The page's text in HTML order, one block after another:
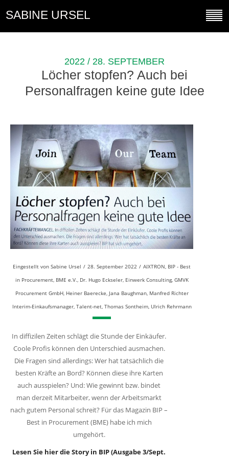
SABINE URSEL
2022 / 28. SEPTEMBER
Löcher stopfen? Auch bei
Personalfragen keine gute Idee
Eingestellt von Sabine Ursel / 28. September 2022 / AIXTRON, BIP - Best
in Procurement, BME e.V., Dr. Hugo Eckseler, Einwerk Consulting, GMVK
Procurement GmbH, Heiner Baerecke, Jana Baughman, Manfred Richter
Interim-Einkaufsmanager, Talent-net, Thomas Sontheim, Ulrich Rehrmann
In diffizilen Zeiten schlägt die Stunde der Einkäufer.
Coole Profis können den Unterschied ausmachen.
Die Fragen sind allerdings: Wer hat tatsächlich die
besten Kräfte an Bord? Können diese ihre Karten
auch ausspielen? Und: Wie gewinnt bzw. bindet
man derzeit Mitarbeiter, wenn der Arbeitsmarkt
nach gutem Personal schreit? Für das Magazin BIP –
Best in Procurement (BME) habe ich mich
umgehört.
Lesen Sie hier die Story in BIP (Ausgabe 3/Sept.